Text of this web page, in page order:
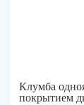
Клумба
покрытием